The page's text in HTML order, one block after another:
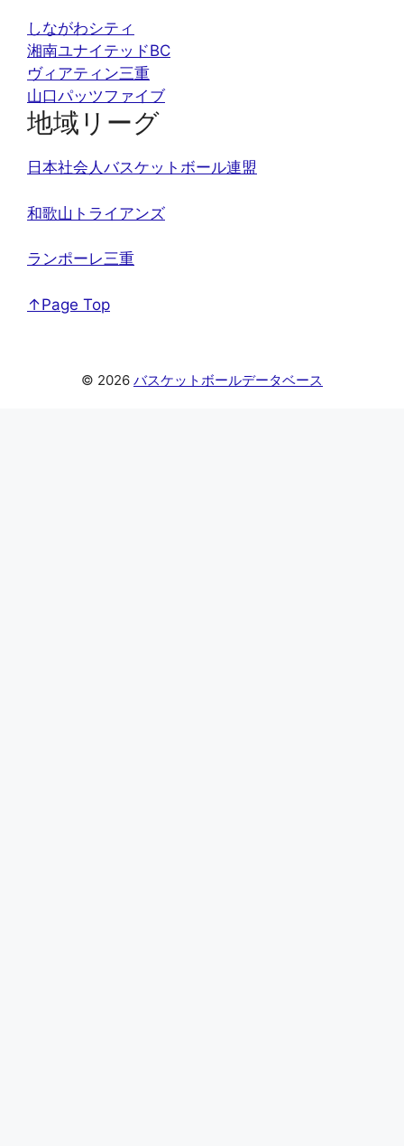
しながわシティ
湘南ユナイテッドBC
ヴィアティン三重
山口パッツファイブ
地域リーグ
日本社会人バスケットボール連盟
和歌山トライアンズ
ランポーレ三重
↑Page Top
© 2026 バスケットボールデータベース